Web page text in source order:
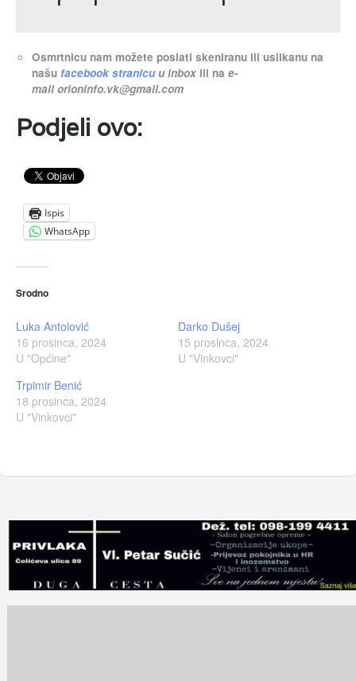
Osmrtnicu nam možete poslati skeniranu ili uslikanu na
našu facebook stranicuu inbox ili nae-
mailorioninfo.vk@gmail.com
Podjeli ovo:
Ispis
WhatsApp
Srodno
Luka Antolović
16 prosinca, 2024
U "Općine"
Darko Dušej
15 prosinca, 2024
U "Vinkovci"
Trpimir Benić
18 prosinca, 2024
U "Vinkovci"